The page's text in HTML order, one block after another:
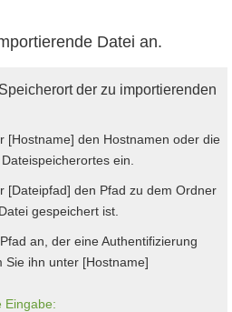
Datei an.
der zu importierenden
[Hostname] den Hostnamen oder die
ein.
[Dateipfad] den Pfad zu dem Ordner
gespeichert ist.
an, der eine Authentifizierung
Sie ihn unter [Hostname]
Eingabe: